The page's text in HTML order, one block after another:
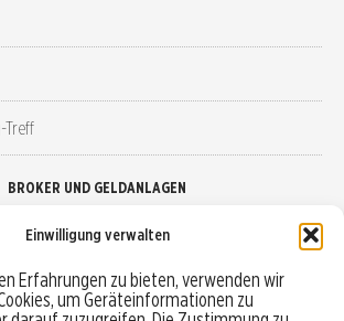
Einwilligung verwalten
Erfahrungen zu bieten, verwenden wir
um Geräteinformationen zu
Treff
BROKER UND GELDANLAGEN